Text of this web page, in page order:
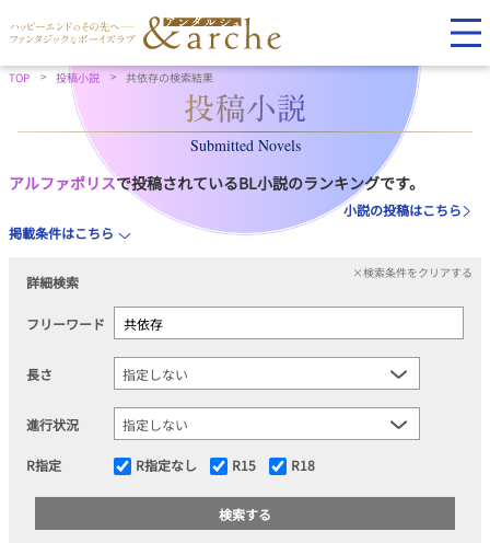
TOP 投稿小説 共依存の検索結果
Submitted Novels
アルファポリスで投稿されているBL小説のランキングです。
小説の投稿はこちら
掲載条件はこちら
詳細検索
×検索条件をクリアする
フリーワード
長さ
進行状況
R指定 R指定なし R15 R18